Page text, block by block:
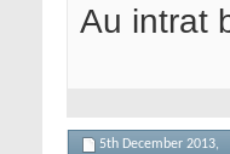
Au intrat
5th December 2013,